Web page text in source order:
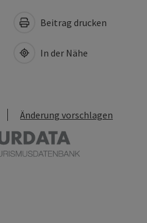
Beitrag drucken
In der Nähe
Änderung vorschlagen